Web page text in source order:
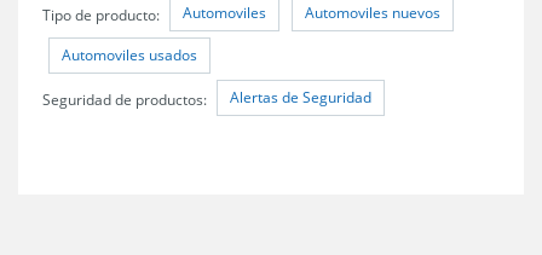
Tipo de producto: Automoviles Automoviles nuevos
Automoviles usados
Seguridad de productos: Alertas de Seguridad